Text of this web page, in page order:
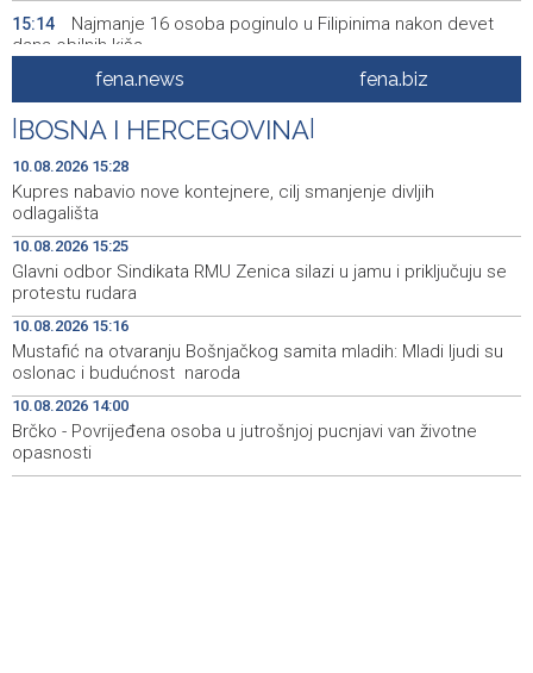
15:14
Najmanje 16 osoba poginulo u Filipinima nakon devet
dana obilnih kiša
Prva grupa sirijskih Kurda krenula prema gradu Ras al-
Ainu
15:00 Najave događaja za 11. 8. 2026. godine (utorak)
14:56
Pezer s 18.89 metara već u kvalifikacijama okončao
nastup na EP-u u Birminghamu
14:53
FBiH Government secures funds for overdue wages at
Zenica coal mine
14:38
Prijatelji životinja traže zabranu korištenja konja za vuču
turističkih kočija
14:34 Saopćenje za javnost SDP BiH
fena.news fena.biz
BOSNA I HERCEGOVINA
10.08.2026 15:28
Kupres nabavio nove kontejnere, cilj smanjenje divljih
odlagališta
10.08.2026 15:25
Glavni odbor Sindikata RMU Zenica silazi u jamu i priključuju se
protestu rudara
10.08.2026 15:16
Mustafić na otvaranju Bošnjačkog samita mladih: Mladi ljudi su
oslonac i budućnost naroda
10.08.2026 14:00
Brčko - Povrijeđena osoba u jutrošnjoj pucnjavi van životne
opasnosti